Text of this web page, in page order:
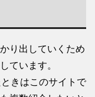
り出していくため
ています。
きはこのサイトで